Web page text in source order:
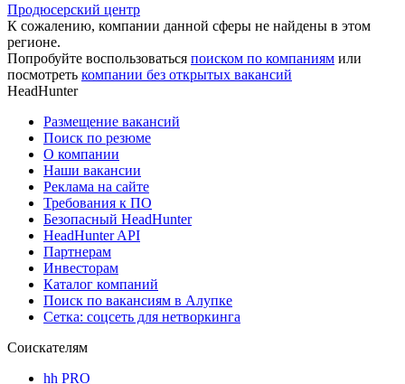
Продюсерский центр
К сожалению, компании данной сферы не найдены в этом
регионе.
Попробуйте воспользоваться поиском по компаниям или
посмотреть компании без открытых вакансий
HeadHunter
Размещение вакансий
Поиск по резюме
О компании
Наши вакансии
Реклама на сайте
Требования к ПО
Безопасный HeadHunter
HeadHunter API
Партнерам
Инвесторам
Каталог компаний
Поиск по вакансиям в Алупке
Сетка: соцсеть для нетворкинга
Соискателям
hh PRO